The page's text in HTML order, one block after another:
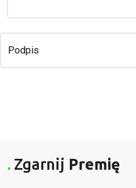
Podpis
Zgarnij Premię